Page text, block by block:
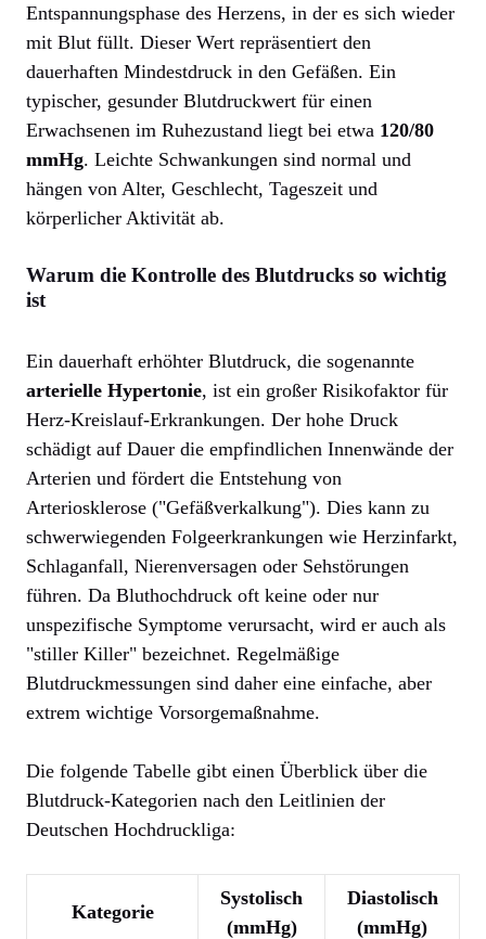
Entspannungsphase des Herzens, in der es sich wieder
mit Blut füllt. Dieser Wert repräsentiert den
dauerhaften Mindestdruck in den Gefäßen. Ein
typischer, gesunder Blutdruckwert für einen
Erwachsenen im Ruhezustand liegt bei etwa 120/80
mmHg. Leichte Schwankungen sind normal und
hängen von Alter, Geschlecht, Tageszeit und
körperlicher Aktivität ab.
Warum die Kontrolle des Blutdrucks so wichtig
ist
Ein dauerhaft erhöhter Blutdruck, die sogenannte
arterielle Hypertonie, ist ein großer Risikofaktor für
Herz-Kreislauf-Erkrankungen. Der hohe Druck
schädigt auf Dauer die empfindlichen Innenwände der
Arterien und fördert die Entstehung von
Arteriosklerose ("Gefäßverkalkung"). Dies kann zu
schwerwiegenden Folgeerkrankungen wie Herzinfarkt,
Schlaganfall, Nierenversagen oder Sehstörungen
führen. Da Bluthochdruck oft keine oder nur
unspezifische Symptome verursacht, wird er auch als
"stiller Killer" bezeichnet. Regelmäßige
Blutdruckmessungen sind daher eine einfache, aber
extrem wichtige Vorsorgemaßnahme.
Die folgende Tabelle gibt einen Überblick über die
Blutdruck-Kategorien nach den Leitlinien der
Deutschen Hochdruckliga:
Kategorie
Systolisch
(mmHg)
Diastolisch
(mmHg)